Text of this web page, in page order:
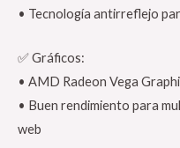
• Tecnología antirreflejo
✅ Gráficos:
• AMD Radeon Vega
• Buen rendimiento para
web